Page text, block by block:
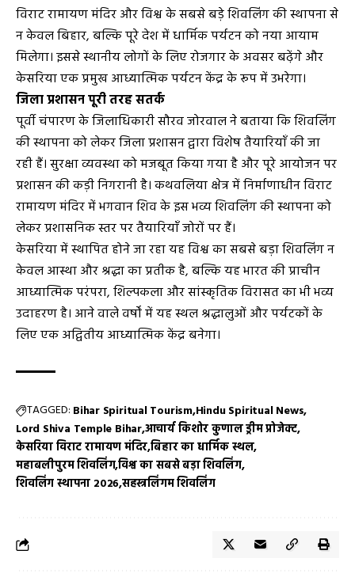
विराट रामायण मंदिर और विश्व के सबसे बड़े शिवलिंग की स्थापना से
न केवल बिहार, बल्कि पूरे देश में धार्मिक पर्यटन को नया आयाम
मिलेगा। इससे स्थानीय लोगों के लिए रोजगार के अवसर बढ़ेंगे और
केसरिया एक प्रमुख आध्यात्मिक पर्यटन केंद्र के रूप में उभरेगा।
जिला प्रशासन पूरी तरह सतर्क
पूर्वी चंपारण के जिलाधिकारी सौरव जोरवाल ने बताया कि शिवलिंग
की स्थापना को लेकर जिला प्रशासन द्वारा विशेष तैयारियाँ की जा
रही हैं। सुरक्षा व्यवस्था को मजबूत किया गया है और पूरे आयोजन पर
प्रशासन की कड़ी निगरानी है। कथवलिया क्षेत्र में निर्माणाधीन विराट
रामायण मंदिर में भगवान शिव के इस भव्य शिवलिंग की स्थापना को
लेकर प्रशासनिक स्तर पर तैयारियाँ जोरों पर हैं।
केसरिया में स्थापित होने जा रहा यह विश्व का सबसे बड़ा शिवलिंग न
केवल आस्था और श्रद्धा का प्रतीक है, बल्कि यह भारत की प्राचीन
आध्यात्मिक परंपरा, शिल्पकला और सांस्कृतिक विरासत का भी भव्य
उदाहरण है। आने वाले वर्षों में यह स्थल श्रद्धालुओं और पर्यटकों के
लिए एक अद्वितीय आध्यात्मिक केंद्र बनेगा।
TAGGED: Bihar Spiritual TourismHindu Spiritual News
Lord Shiva Temple Biharआचार्य किशोर कुणाल ड्रीम प्रोजेक्ट
केसरिया विराट रामायण मंदिरबिहार का धार्मिक स्थल
महाबलीपुरम शिवलिंगविश्व का सबसे बड़ा शिवलिंग
शिवलिंग स्थापना 2026सहस्त्रलिंगम शिवलिंग